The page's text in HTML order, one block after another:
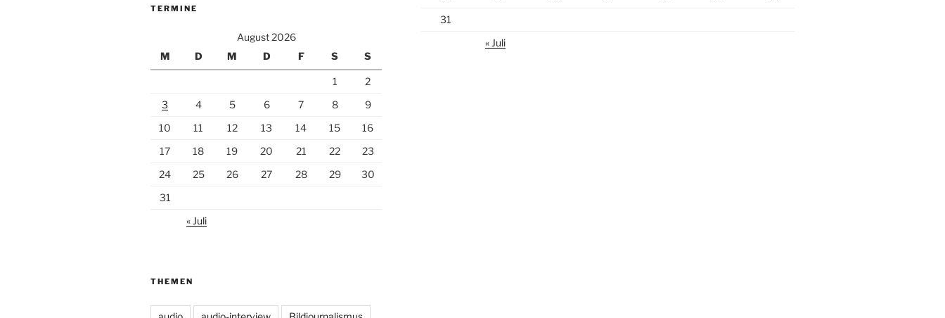
TERMINE
August 2026
M
D M D F S S
1
2
3
4 5 6 7 8
9
10
11 12 13 14 15
16
17
18 19 20 21 22
23
24
25 26 27 28 29
30
31
« Juli
THEMEN
31
« Juli